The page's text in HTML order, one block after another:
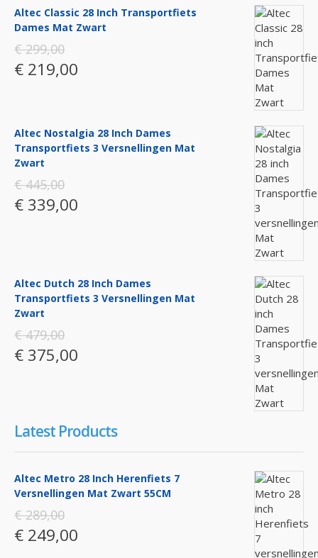
Altec Classic 28 Inch Transportfiets
Dames Mat Zwart
€ 299,00
€ 219,00
Altec Nostalgia 28 Inch Dames
Transportfiets 3 Versnellingen Mat
Zwart
€ 445,00
€ 339,00
Altec Dutch 28 Inch Dames
Transportfiets 3 Versnellingen Mat
Zwart
€ 479,00
€ 375,00
Latest Products
Altec Metro 28 Inch Herenfiets 7
Versnellingen Mat Zwart 55CM
€ 289,00
€ 249,00